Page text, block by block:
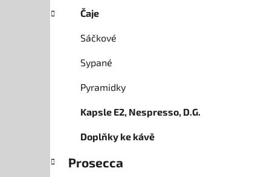
Čaje
Sáčkové
Sypané
Pyramidky
Kapsle E2, Nespresso, D.G.
Doplňky ke kávě
Prosecca